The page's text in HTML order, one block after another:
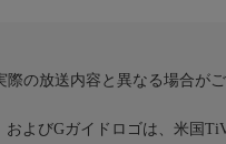
の放送内容と異なる場合がご
よびGガイドロゴは、米国